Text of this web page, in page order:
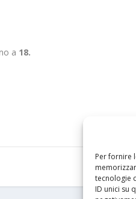
Per fornire
tecnologie
ID unici su
a 18.